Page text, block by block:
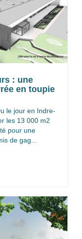
: une
en toupie
le jour en Indre-
les 13 000 m2
pour une
de gag...